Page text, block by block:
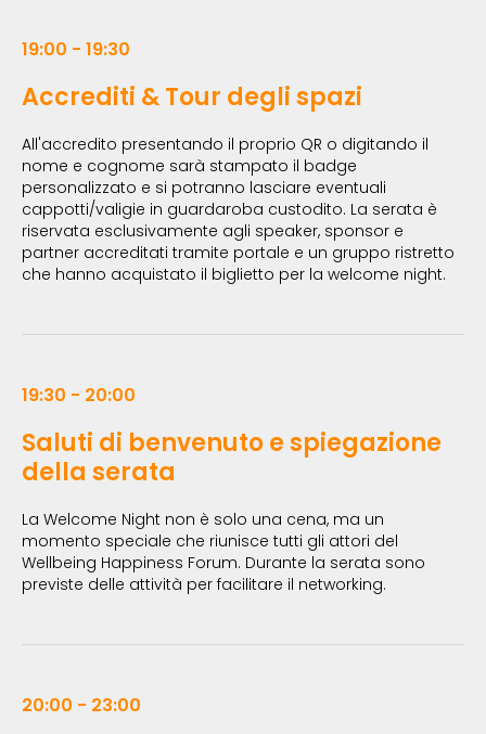
19:00 - 19:30
Accrediti & Tour degli spazi
All'accredito presentando il proprio QR o digitando il
nome e cognome sarà stampato il badge
personalizzato e si potranno lasciare eventuali
cappotti/valigie in guardaroba custodito. La serata è
riservata esclusivamente agli speaker, sponsor e
partner accreditati tramite portale e un gruppo ristretto
che hanno acquistato il biglietto per la welcome night.
19:30 - 20:00
Saluti di benvenuto e spiegazione
della serata
La Welcome Night non è solo una cena, ma un
momento speciale che riunisce tutti gli attori del
Wellbeing Happiness Forum. Durante la serata sono
previste delle attività per facilitare il networking.
20:00 - 23:00